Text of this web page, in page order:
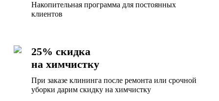
Накопительная программа для постоянных
клиентов
25% скидка
на химчистку
При заказе клининга после ремонта или срочной
уборки дарим скидку на химчистку